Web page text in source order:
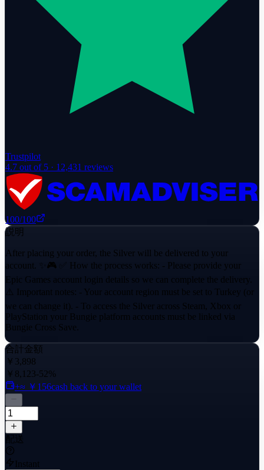
Trustpilot
4.7 out of 5 · 12,431 reviews
100/100
説明
After placing your order, the Silver will be delivered to your
account. ✨🎮 ✅ How the process works: - Please provide your
Epic Games account login details so we can complete the delivery.
⚠️ Important notes: - Your account region must be set to Turkey (or
we can change it). - To access the Silver across Steam, Xbox or
PlayStation your Bungie platform accounts must be linked via
Bungie Cross Save.
合計金額
￥3,898
￥8,123-52%
+≈ ￥156cash back to your wallet
配送
Instant